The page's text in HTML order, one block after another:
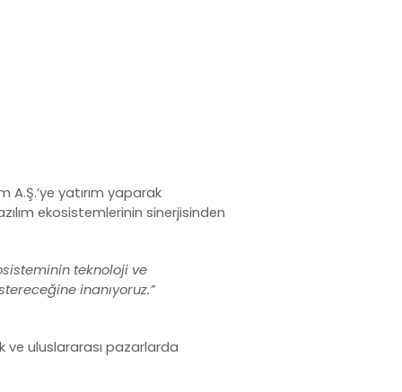
A.Ş.’ye yatırım yaparak
ekosistemlerinin sinerjisinden
teknoloji ve
inanıyoruz.”
ve uluslararası pazarlarda